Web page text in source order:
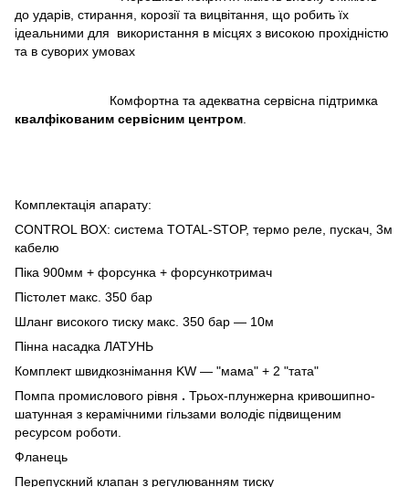
до ударів, стирання, корозії та вицвітання, що робить їх
ідеальними для використання в місцях з високою прохідністю
та в суворих умовах
Комфортна та адекватна сервісна підтримка
квалфікованим сервісним центром
Комплектація апарату:
CONTROL BOX: система TOTAL-STOP, термо реле, пускач, 3м
кабелю
Піка 900мм + форсунка + форсункотримач
Пістолет макс. 350 бар
Шланг високого тиску макс. 350 бар ― 10м
Пінна насадка ЛАТУНЬ
Комплект швидкознімання KW ― "мама" + 2 "тата"
Помпа промислового рівня . Трьох-плунжерна кривошипно-
шатунная з керамічними гільзами володіє підвищеним
ресурсом роботи.
Фланець
Перепускний клапан з регулюванням тиску